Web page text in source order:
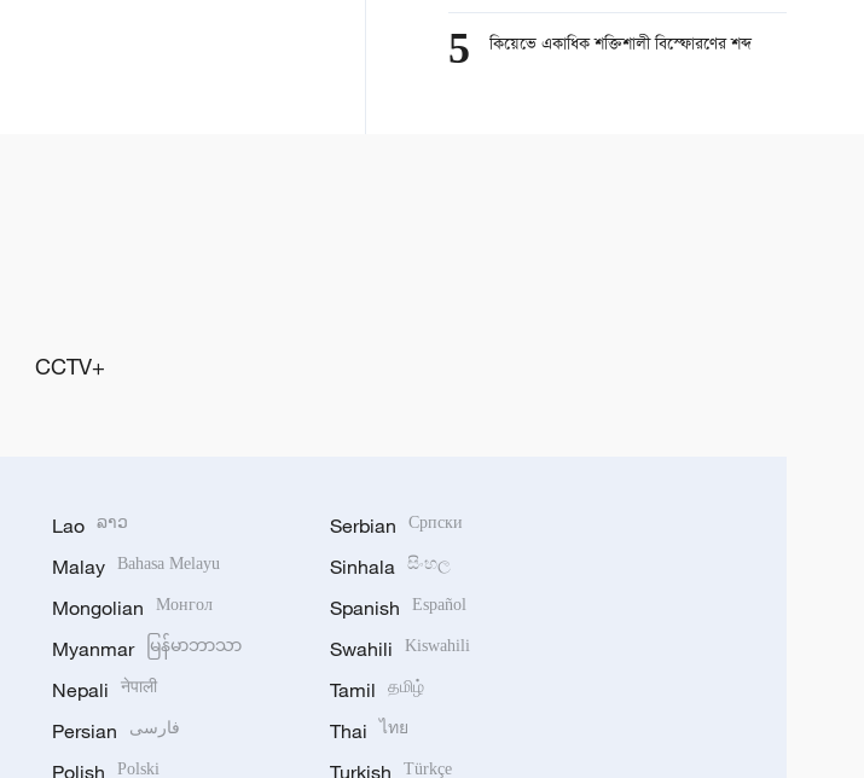
5 কিয়েভে একাধিক শক্তিশালী বিস্ফোরণের শব্দ
CCTV+
Lao ລາວ
Malay Bahasa Melayu
Mongolian Монгол
Myanmar မြန်မာဘာသာ
Nepali नेपाली
Persian فارسی
Polish Polski
Serbian Српски
Sinhala සිංහල
Spanish Español
Swahili Kiswahili
Tamil தமிழ்
Thai ไทย
Turkish Türkçe